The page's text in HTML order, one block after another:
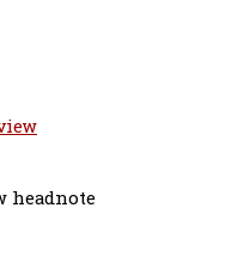
headnote